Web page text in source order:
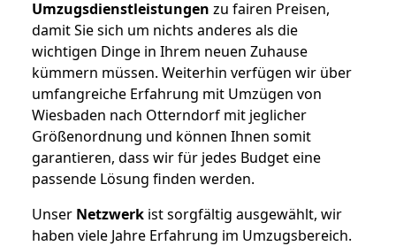
Umzugsdienstleistungen zu fairen Preisen,
damit Sie sich um nichts anderes als die
wichtigen Dinge in Ihrem neuen Zuhause
kümmern müssen. Weiterhin verfügen wir über
umfangreiche Erfahrung mit Umzügen von
Wiesbaden nach Otterndorf mit jeglicher
Größenordnung und können Ihnen somit
garantieren, dass wir für jedes Budget eine
passende Lösung finden werden.
Unser Netzwerk ist sorgfältig ausgewählt, wir
haben viele Jahre Erfahrung im Umzugsbereich.